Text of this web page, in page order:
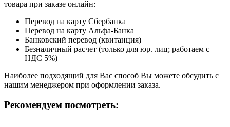
товара при заказе онлайн:
Перевод на карту Сбербанка
Перевод на карту Альфа-Банка
Банковский перевод (квитанция)
Безналичный расчет (только для юр. лиц; работаем с
НДС 5%)
Наиболее подходящий для Вас способ Вы можете обсудить с
нашим менеджером при оформлении заказа.
Рекомендуем посмотреть: